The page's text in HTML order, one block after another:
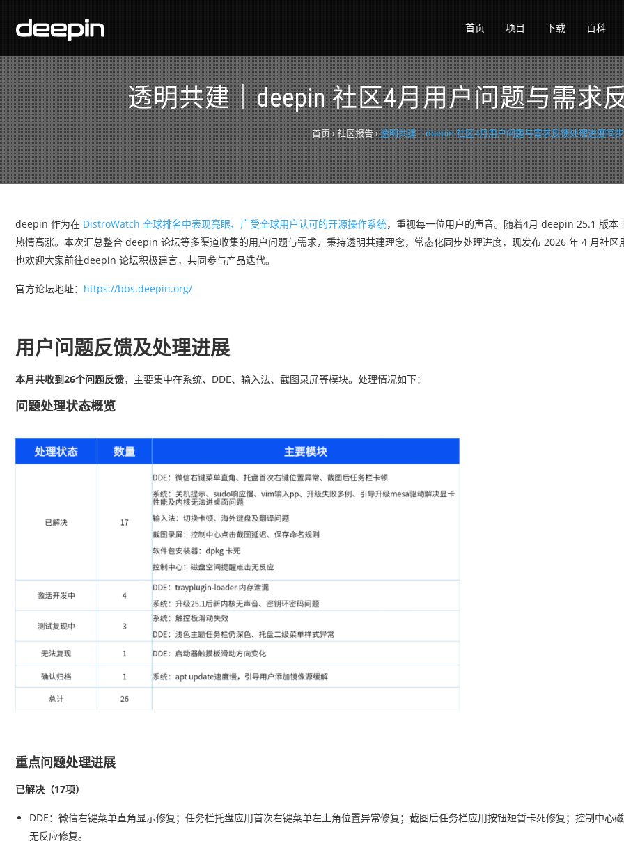
首页 项目 下载 百科
透明共建｜deepin 社区4月用户问题与需求
首页 ›社区报告›透明共建｜deepin 社区4月用户问题与需求反馈处理进度同步
deepin 作为在 DistroWatch 全球排名中表现亮眼、广受全球用户认可的开源操作系统，重视每一位用户的声音。随着4月 deepin 25.1 版本
热情高涨。本次汇总整合 deepin 论坛等多渠道收集的用户问题与需求，秉持透明共建理念，常态化同步处理进度，现发布 2026 年 4 月社区
也欢迎大家前往deepin 论坛积极建言，共同参与产品迭代。
官方论坛地址： https://bbs.deepin.org/
用户问题反馈及处理进展
本月共收到26个问题反馈，主要集中在系统、DDE、输入法、截图录屏等模块。处理情况如下：
问题处理状态概览
重点问题处理进展
已解决（17项）
DDE：微信右键菜单直角显示修复；任务栏托盘应用首次右键菜单左上角位置异常修复；截图后任务栏应用按钮短暂卡死修复；控制中心
无反应修复。